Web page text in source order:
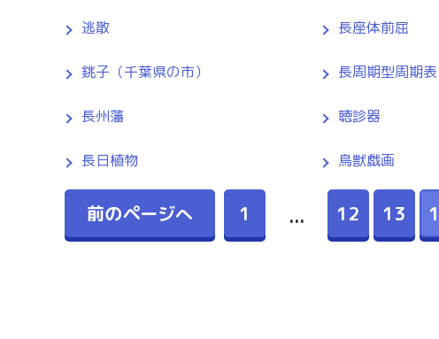
逃散 長座体前屈
銚子（千葉県の市） 長周期型周期表
長州藩 聴診器
長日植物 鳥獣戯画
前のページへ 1 ... 12 13